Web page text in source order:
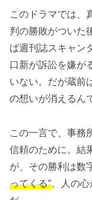
このドラマでは、
判の勝敗がついた
ば週刊誌スキャン
口新が訴訟を嫌が
いない。だが蔵前
の想いが消えるん
この一言で、事務
信頼のために。結
が、その勝利は数
ってくる”。人の